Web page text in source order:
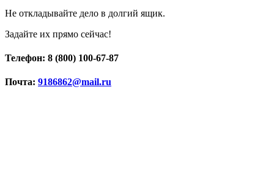
Не откладывайте дело в долгий ящик.
Задайте их прямо сейчас!
Телефон: 8 (800) 100-67-87
Почта: 9186862@mail.ru